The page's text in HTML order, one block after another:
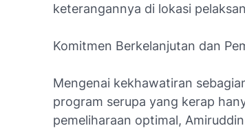
keterangannya di lokasi
Komitmen Berkelanjutan dan
Mengenai kekhawatiran
program serupa yang kerap
pemeliharaan optimal,